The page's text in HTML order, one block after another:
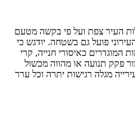
העיר צפת ועל פי בקשה מטעם
פועל גם בשטחה. יודגש כי
כאיסורי חנייה, קרי
פקק תנועה או מהווה מכשול
מגלה רגישות יתרה וכל ערר